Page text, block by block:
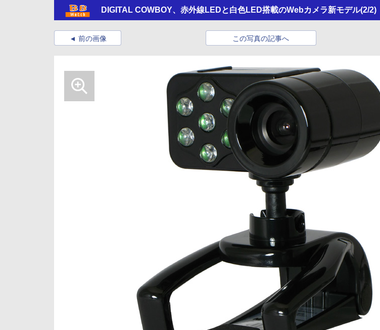
DIGITAL COWBOY、赤外線LEDと白色LED搭載のWebカメラ新モデル(2/2)
前の画像 この写真の記事へ